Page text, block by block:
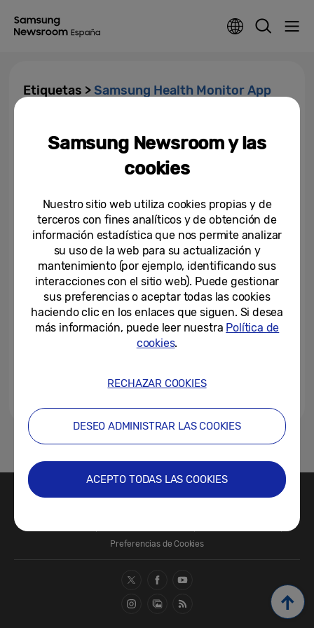
Etiquetas > Samsung Health Monitor App
global de la función de apnea del
sueño en Galaxy Watch...
1
Términos de Uso
Preferencias de Cookies
Samsung Newsroom y las
cookies
Nuestro sitio web utiliza cookies propias y de
terceros con fines analíticos y de obtención de
información estadística que nos permite analizar
su uso de la web para su actualización y
mantenimiento (por ejemplo, identificando sus
interacciones con el sitio web). Puede gestionar
sus preferencias o aceptar todas las cookies
haciendo clic en los enlaces que siguen. Si desea
más información, puede leer nuestra Política de
cookies.
RECHAZAR COOKIES
DESEO ADMINISTRAR LAS COOKIES
ACEPTO TODAS LAS COOKIES